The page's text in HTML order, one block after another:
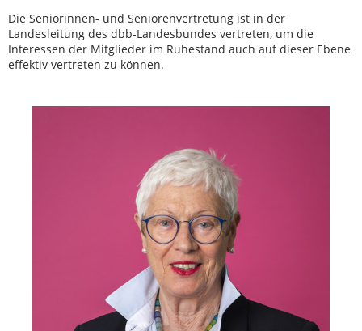
Die Seniorinnen- und Seniorenvertretung ist in der
Landesleitung des dbb-Landesbundes vertreten, um die
Interessen der Mitglieder im Ruhestand auch auf dieser Ebene
effektiv vertreten zu können.